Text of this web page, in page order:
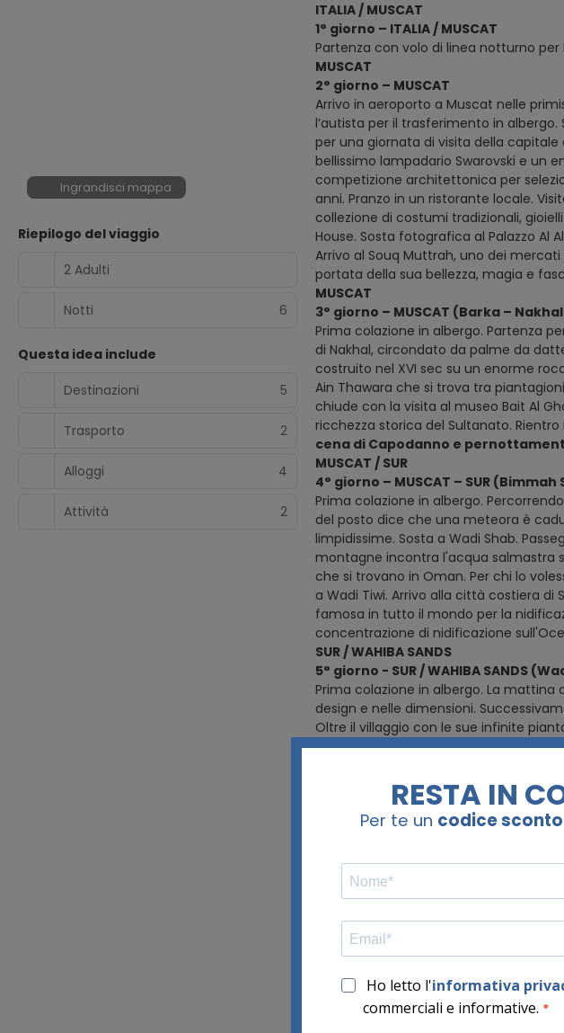
Ingrandisci mappa
Riepilogo del viaggio
2 Adulti
Notti 6
Questa idea include
Destinazioni
5
Trasporto 2
Alloggi 4
Attività 2
ITALIA / MUSCAT
1° giorno – ITALIA / MUSCAT
Partenza con volo di linea notturno
MUSCAT
2° giorno – MUSCAT
Arrivo in aeroporto a Muscat nelle
l’autista per il trasferimento in
per una giornata di visita della
bellissimo lampadario Swarovski e un
competizione architettonica per
anni. Pranzo in un ristorante locale.
collezione di costumi tradizionali,
House. Sosta fotografica al Palazzo Al
Arrivo al Souq Muttrah, uno dei
portata della sua bellezza, magia e
MUSCAT
3° giorno – MUSCAT (Barka –
Prima colazione in albergo. Partenza
di Nakhal, circondato da palme da
costruito nel XVI sec su un enorme
Ain Thawara che si trova tra
chiude con la visita al museo Bait Al
ricchezza storica del Sultanato.
cena di Capodanno e
MUSCAT / SUR
4° giorno – MUSCAT – SUR
Prima colazione in albergo.
del posto dice che una meteora è
limpidissime. Sosta a Wadi Shab.
montagne incontra l'acqua salmastra
che si trovano in Oman. Per chi lo
a Wadi Tiwi. Arrivo alla città costiera di
famosa in tutto il mondo per la
concentrazione di nidificazione
SUR / WAHIBA SANDS
5° giorno - SUR / WAHIBA SANDS
Prima colazione in albergo. La
design e nelle dimensioni.
Oltre il villaggio con le sue infinite
mozzafiato. Tempo libero per tuffarsi
l’abitazione di una locale famiglia
sono la terra dei beduini da 7.000
tramonto. Arrivo al campo tendato,
WAHIBA / JEBEL AKHDAR
Prima colazione al campo. Partenza
(sito Unesco). E 'stato costruito nel
114 metri. Visita del Castello di
si distingue per le iscrizioni e gli
islamica e le sue porte sono
tappa di oggi Birkat Al Maouz, uno
sito ospita anche il tradizionale
che ti trasporterà indietro nel tempo.
sistemazione in camera. Cena e